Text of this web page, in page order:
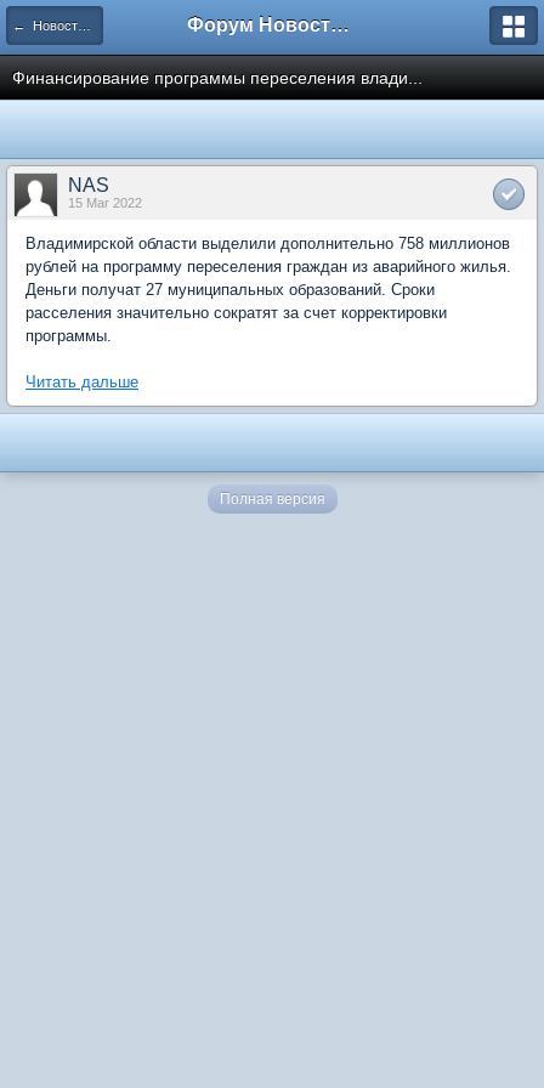
← Новости рынка недвижимости Форум Новостройки
Финансирование программы переселения влади...
NAS
15 Mar 2022
Владимирской области выделили дополнительно 758 миллионов
рублей на программу переселения граждан из аварийного жилья.
Деньги получат 27 муниципальных образований. Сроки
расселения значительно сократят за счет корректировки
программы.
Читать дальше
Полная версия